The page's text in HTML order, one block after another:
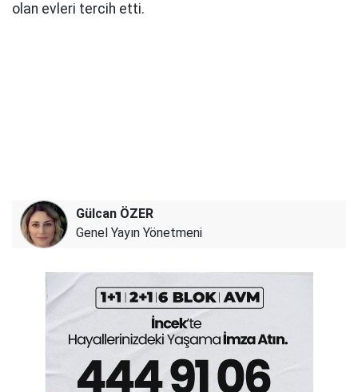
olan evleri tercih etti.
Gülcan ÖZER
Genel Yayın Yönetmeni